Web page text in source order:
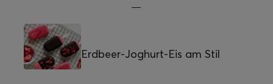
Erdbeer-Joghurt-Eis am Stil